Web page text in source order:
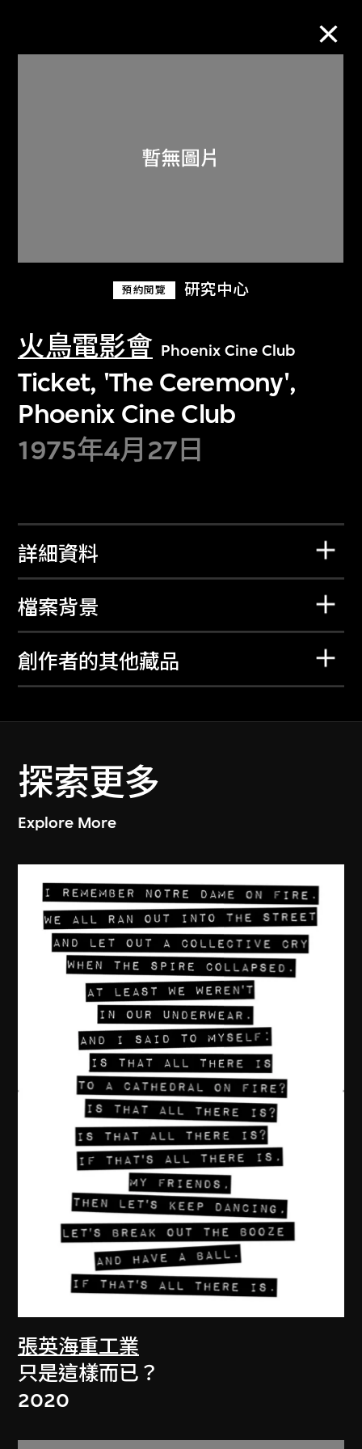
預約閱覽 研究中心
火鳥電影會 Phoenix Cine Club
Ticket, 'The Ceremony',
Phoenix Cine Club
1975年4月27日
詳細資料
檔案背景
創作者的其他藏品
探索更多
Explore More
張英海重工業
只是這樣而已？
2020
關於M+藏品
探索世界頂級的二十及二十一世紀視覺
文化藏品。